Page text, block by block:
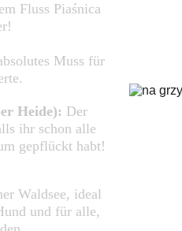
Fluss Piaśnica
Muss für
Heide): Der
ihr schon alle
gepflückt habt!
Waldsee, ideal
und für alle,